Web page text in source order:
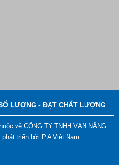
LƯỢNG - ĐẠT CHẤT LƯỢNG
về CÔNG TY TNHH VẠN NĂNG
phát triển bởi P.A Việt Nam